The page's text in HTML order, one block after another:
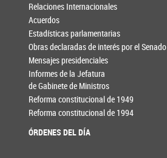
Relaciones Internacionales
Acuerdos
Estadísticas parlamentarias
Obras declaradas de interés por el Senado
Mensajes presidenciales
Informes de la Jefatura
de Gabinete de Ministros
Reforma constitucional de 1949
Reforma constitucional de 1994
ÓRDENES DEL DÍA